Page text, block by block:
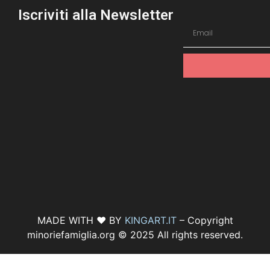
Iscriviti alla Newsletter
MADE WITH ♥ BY KINGART.IT– Copyright
minoriefamiglia.org © 2025 All rights reserved.